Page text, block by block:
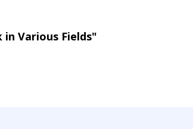
Various Fields"